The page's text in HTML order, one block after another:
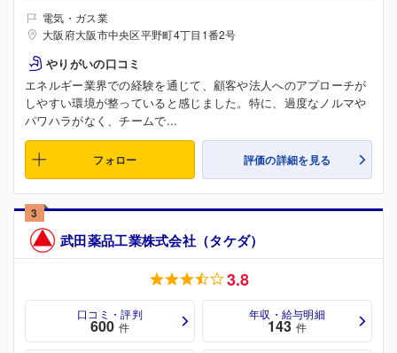
電気・ガス業
大阪府大阪市中央区平野町4丁目1番2号
やりがいの口コミ
エネルギー業界での経験を通じて、顧客や法人へのアプローチが
しやすい環境が整っていると感じました。特に、過度なノルマや
パワハラがなく、チームで...
フォロー 評価の詳細を見る
3
武田薬品工業株式会社（タケダ）
3.8
口コミ・評判
600 件
年収・給与明細
143 件